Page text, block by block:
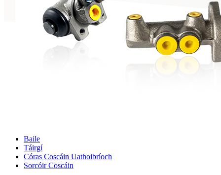
Baile
Táirgí
Córas Coscáin Uathoibríoch
Sorcóir Coscáin